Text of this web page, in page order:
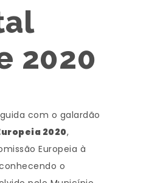
2020
com o galardão
2020,
Europeia à
o